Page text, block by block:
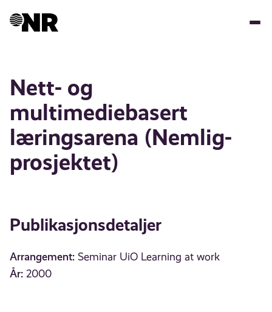
Nett- og
multimediebasert
læringsarena (Nemlig-
prosjektet)
Publikasjonsdetaljer
Arrangement: Seminar UiO Learning at work
År: 2000